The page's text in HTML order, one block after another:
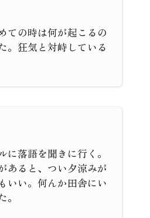
ての時は何が起こるの
。狂気と対峙している
落語を聞きに行く。
あると、つい夕涼みが
いい。何んか田舎にい